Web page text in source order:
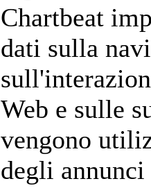
Chartbeat
dati sulla
Web e sulle
vengono
degli